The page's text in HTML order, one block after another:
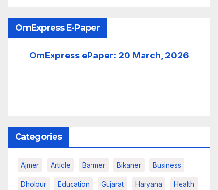
OmExpress E-Paper
OmExpress ePaper: 20 March, 2026
Categories
Ajmer Article Barmer Bikaner Business
Dholpur Education Gujarat Haryana Health